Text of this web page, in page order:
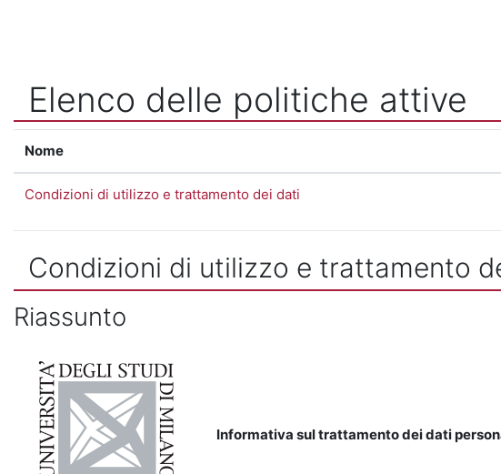
Elenco delle politiche attive
Nome
Condizioni di utilizzo e trattamento dei dati
Condizioni di utilizzo e trattamento
Riassunto
Informativa sul trattamento dei dati